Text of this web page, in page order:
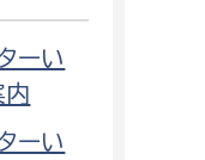
ーい
内
ーい